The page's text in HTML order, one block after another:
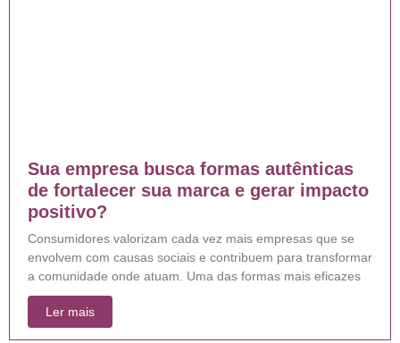
Sua empresa busca formas autênticas
de fortalecer sua marca e gerar impacto
positivo?
Consumidores valorizam cada vez mais empresas que se
envolvem com causas sociais e contribuem para transformar
a comunidade onde atuam. Uma das formas mais eficazes
Ler mais